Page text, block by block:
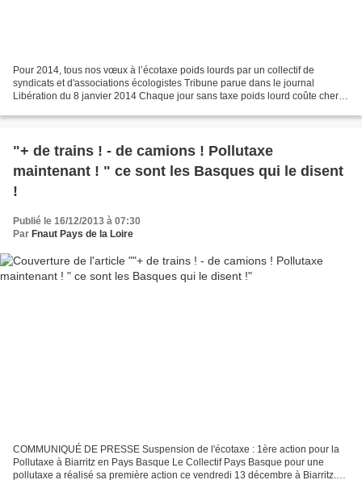
Pour 2014, tous nos vœux à l’écotaxe poids lourds par un collectif de
syndicats et d'associations écologistes Tribune parue dans le journal
Libération du 8 janvier 2014 Chaque jour sans taxe poids lourd coûte cher
"+ de trains ! - de camions ! Pollutaxe
maintenant ! " ce sont les Basques qui le disent
!
Publié le 16/12/2013 à 07:30
Par Fnaut Pays de la Loire
COMMUNIQUÉ DE PRESSE Suspension de l'écotaxe : 1ère action pour la
Pollutaxe à Biarritz en Pays Basque Le Collectif Pays Basque pour une
pollutaxe a réalisé sa première action ce vendredi 13 décembre à Biarritz.